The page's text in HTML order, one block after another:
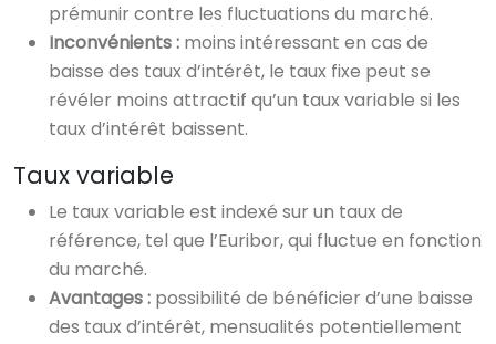
prémunir contre les fluctuations du marché.
Inconvénients : moins intéressant en cas de
baisse des taux d’intérêt, le taux fixe peut se
révéler moins attractif qu’un taux variable si les
taux d’intérêt baissent.
Taux variable
Le taux variable est indexé sur un taux de
référence, tel que l’Euribor, qui fluctue en fonction
du marché.
Avantages : possibilité de bénéficier d’une baisse
des taux d’intérêt, mensualités potentiellement